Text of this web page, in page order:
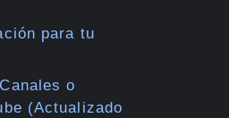
para tu
o
(Actualizado